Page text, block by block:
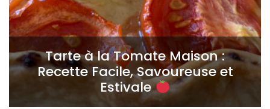
Tarte à la Tomate Maison :
Recette Facile, Savoureuse et
Estivale